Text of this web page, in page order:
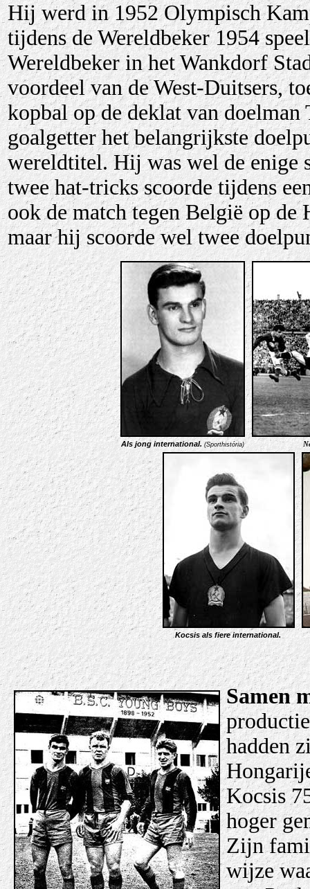
Hij werd in 1952 Olympisch
tijdens de Wereldbeker 1954
Wereldbeker in het Wankdorf
voordeel van de West-Duitsers,
kopbal op de deklat van
goalgetter het belangrijkste
wereldtitel. Hij was wel de enige
twee hat-tricks scoorde tijdens
ook de match tegen België op
maar hij scoorde wel twee
Als jong international. (Sporthistória)
Kocsis als fiere international.
Samen
hadden
Kocsis
hoger
Zijn
wijze